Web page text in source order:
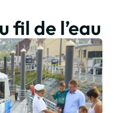
fil de l’eau